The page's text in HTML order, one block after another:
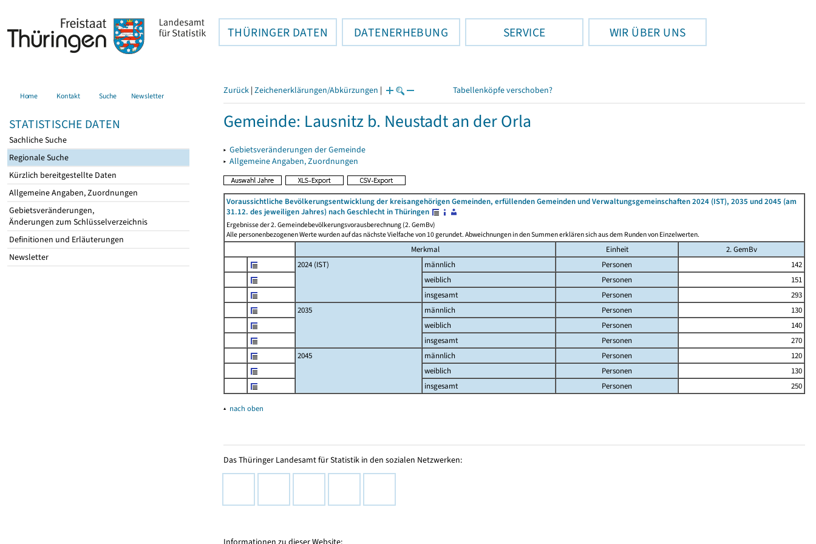
THÜRINGER DATEN DATENERHEBUNG SERVICE WIR ÜBER UNS
Home Kontakt Suche Newsletter
STATISTISCHE DATEN
Sachliche Suche
Regionale Suche
Kürzlich bereitgestellte Daten
Allgemeine Angaben, Zuordnungen
Gebietsveränderungen,
Änderungen zum Schlüsselverzeichnis
Definitionen und Erläuterungen
Newsletter
Zurück | Zeichenerklärungen/Abkürzungen | Tabellenköpfe verschoben?
Gemeinde: Lausnitz b. Neustadt an der Orla
▸ Gebietsveränderungen der Gemeinde
▸ Allgemeine Angaben, Zuordnungen
Voraussichtliche Bevölkerungsentwicklung der kreisangehörigen Gemeinden, erfüllenden Gemeinden und Verwaltungsgemeinschaften 2024 (IST), 2035 und 2045 (am
31.12. des jeweiligen Jahres) nach Geschlecht in Thüringen
Ergebnisse der 2. Gemeindebevölkerungsvorausberechnung (2. GemBv)
Alle personenbezogenen Werte wurden auf das nächste Vielfache von 10 gerundet. Abweichnungen in den Summen erklären sich aus dem Runden von Einzelwerten.
Merkmal Einheit
2. GemBv
2024 (IST)
männlich Personen
142
weiblich
Personen
151
insgesamt
Personen
293
2035
männlich Personen
130
weiblich
Personen
140
insgesamt
Personen
270
2045
männlich Personen
120
weiblich
Personen
130
insgesamt
Personen 250
▴ nach oben
Das Thüringer Landesamt für Statistik in den sozialen Netzwerken: